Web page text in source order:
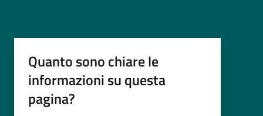
Quanto sono chiare le
informazioni su questa
pagina?